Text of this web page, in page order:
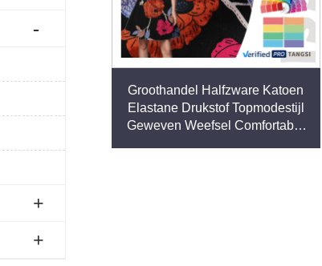
Groothandel Halfzware Katoen
Elastane Drukstof Topmodestijl
Geweven Weefsel Comfortabel